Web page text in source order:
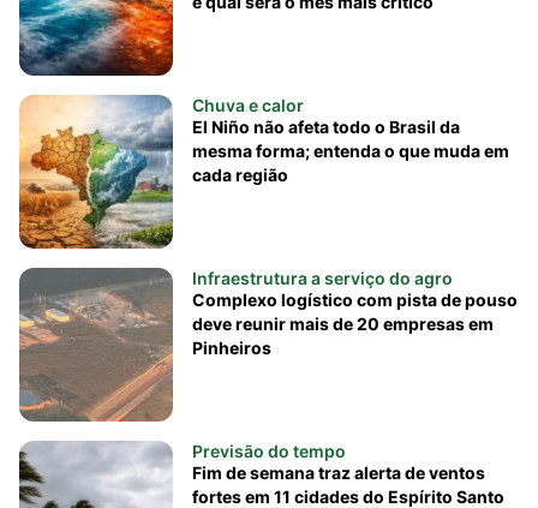
Chuva e calor
El Niño não afeta todo o Brasil da
mesma forma; entenda o que muda em
cada região
Infraestrutura a serviço do agro
Complexo logístico com pista de pouso
deve reunir mais de 20 empresas em
Pinheiros
Previsão do tempo
Fim de semana traz alerta de ventos
fortes em 11 cidades do Espírito Santo